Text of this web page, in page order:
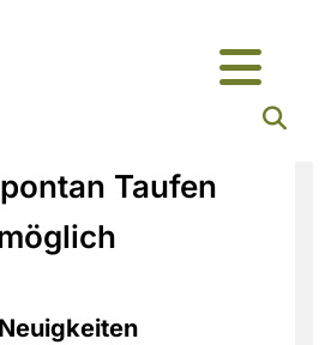
Taufen
Neuigkeiten